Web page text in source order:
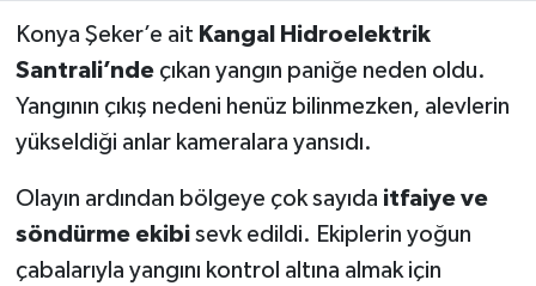
Konya Şeker’e ait Kangal Hidroelektrik
Santrali’ndeçıkan yangın paniğe neden oldu.
Yangının çıkış nedeni henüz bilinmezken, alevlerin
yükseldiği anlar kameralara yansıdı.
Olayın ardından bölgeye çok sayıda itfaiye ve
söndürme ekibisevk edildi. Ekiplerin yoğun
çabalarıyla yangını kontrol altına almak için